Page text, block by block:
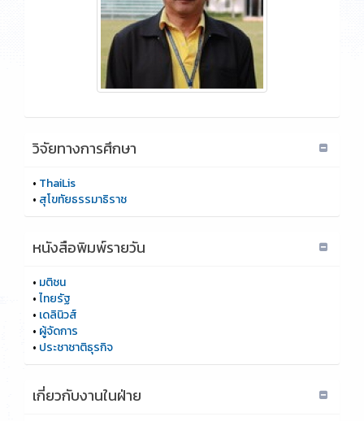
วิจัยทางการศึกษา
• ThaiLis
• สุโขทัยธรรมาธิราช
หนังสือพิมพ์รายวัน
• มติชน
•ไทยรัฐ
• เดลินิวส์
• ผู้จัดการ
• ประชาชาติธุรกิจ
เกี่ยวกับงานในฝ่าย